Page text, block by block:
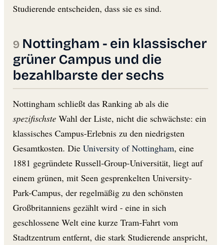
Studierende entscheiden, dass sie es sind.
Nottingham - ein klassischer
grüner Campus und die
bezahlbarste der sechs
Nottingham schließt das Ranking ab als die
spezifischste Wahl der Liste, nicht die schwächste: ein
klassisches Campus-Erlebnis zu den niedrigsten
Gesamtkosten. Die University of Nottingham, eine
1881 gegründete Russell-Group-Universität, liegt auf
einem grünen, mit Seen gesprenkelten University-
Park-Campus, der regelmäßig zu den schönsten
Großbritanniens gezählt wird - eine in sich
geschlossene Welt eine kurze Tram-Fahrt vom
Stadtzentrum entfernt, die stark Studierende anspricht,